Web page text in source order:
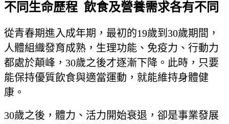
不同生命歷程 飲食及營養需求各有不同
從青春期進入成年期，最初的19歲到30歲期間，
人體組織發育成熟，生理功能、免疫力、行動力
都處於顛峰，30歲之後才逐漸下降。此時，只要
能保持優質飲食與適當運動，就能維持身體健
康。
30歲之後，體力、活力開始衰退，卻是事業發展